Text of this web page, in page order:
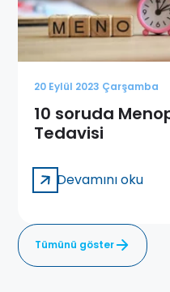
20 Eylül 2023 Çarşamba
10 soruda
Tedavisi
Devamını oku
Tümünü göster